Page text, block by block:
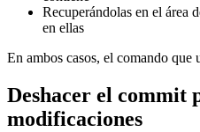
Recuperándolas en el área
en ellas
En ambos casos, el comando que
Deshacer el commit
modificaciones